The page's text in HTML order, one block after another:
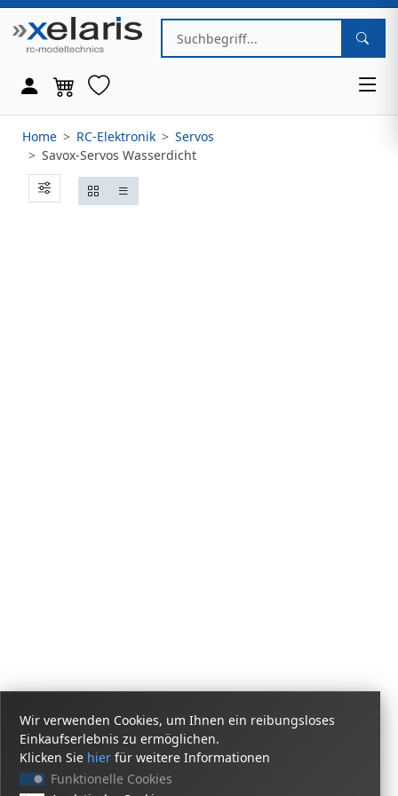
Home RC-Elektronik
Servos
Savox-Servos Wasserdicht
Wir verwenden Cookies, um Ihnen ein reibungsloses
Einkaufserlebnis zu ermöglichen.
Klicken Sie hier für weitere Informationen
Funktionelle Cookies